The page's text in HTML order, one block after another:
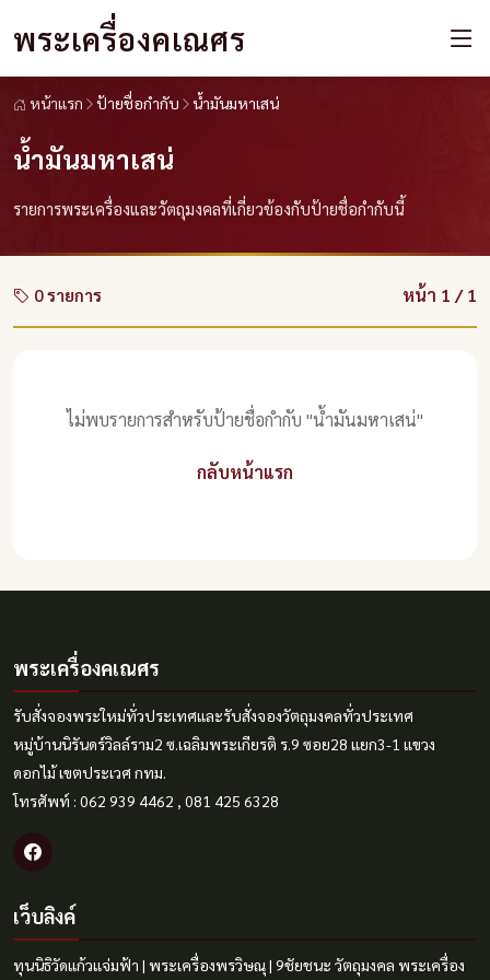
พระเครื่องคเณศร
หน้าแรก ป้ายชื่อกำกับ น้ำมันมหาเสน่
น้ำมันมหาเสน่
รายการพระเครื่องและวัตถุมงคลที่เกี่ยวข้องกับป้ายชื่อกำกับนี้
0 รายการ หน้า 1 / 1
ไม่พบรายการสำหรับป้ายชื่อกำกับ "น้ำมันมหาเสน่"
กลับหน้าแรก
พระเครื่องคเณศร
รับสั่งจองพระใหม่ทั่วประเทศและรับสั่งจองวัตถุมงคลทั่วประเทศ
หมู่บ้านนิรันดร์วิลล์ราม2 ซ.เฉลิมพระเกียรติ ร.9 ซอย28 แยก3-1 แขวง
ดอกไม้ เขตประเวศ กทม.
โทรศัพท์ : 062 939 4462 , 081 425 6328
เว็บลิงค์
ทุนนิธิวัดแก้วแจ่มฟ้า | พระเครื่องพรวิษณุ| 9ชัยชนะ วัตถุมงคล พระเครื่อง